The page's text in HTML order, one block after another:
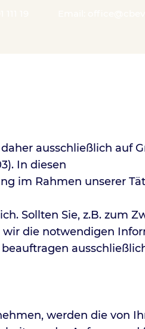
ausschließlich auf
In diesen
im Rahmen unserer
Sollten Sie, z.B. zum
die notwendigen
werden die von